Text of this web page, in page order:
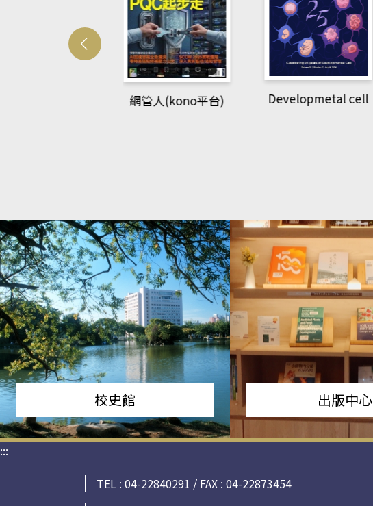
網管人(kono平台) Developmetal cell
校史館 出版中心
:::
TEL : 04-22840291 / FAX : 04-22873454